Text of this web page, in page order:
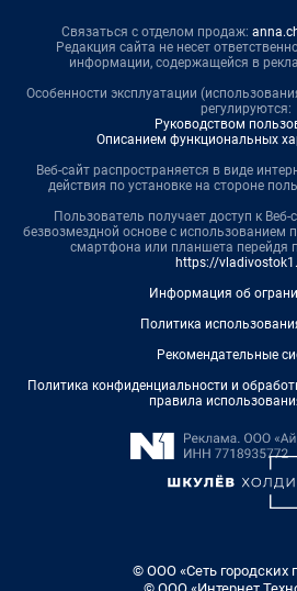
Связаться с отделом продаж:
Редакция сайта не несет
информации, содержащейся в
Особенности эксплуатации
регулируются:
Руководством
Описанием функциональных
Веб-сайт распространяется в виде
действия по установке на стороне
Пользователь получает доступ к
безвозмездной основе с использованием
смартфона или планшета перейдя
https://
Информация об
Политика
Рекомендательные
Политика конфиденциальности и
правила
© ООО «Сеть городских